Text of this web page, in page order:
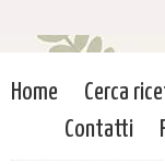
Home Cerca
Contatti